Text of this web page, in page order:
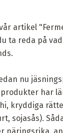
artikel
ta reda på
nu
produkter har
kryddiga
sojasås).